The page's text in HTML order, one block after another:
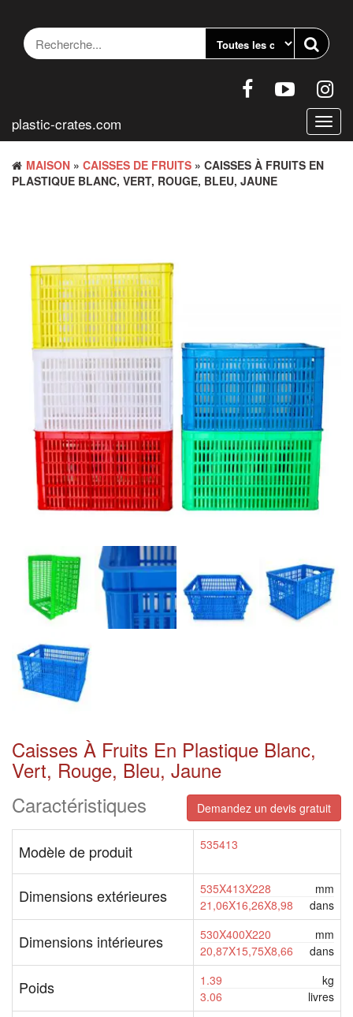
contenu
la
plastic-crates.com
MAISON » CAISSES DE FRUITS » CAISSES À FRUITS EN
PLASTIQUE BLANC, VERT, ROUGE, BLEU, JAUNE
Caisses À Fruits En Plastique Blanc,
Vert, Rouge, Bleu, Jaune
Caractéristiques
Demandez un devis gratuit
Modèle de produit 535413
Dimensions extérieures 535X413X228
mm
21,06X16,26X8,98
dans
Dimensions intérieures 530X400X220
mm
20,87X15,75X8,66
dans
Poids 1.39
kg
3.06
livres